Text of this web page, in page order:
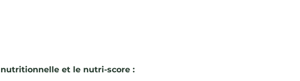
et le nutri-score :